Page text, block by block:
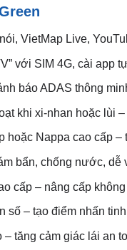
VietMap Live,
với SIM 4G, cài app
báo ADAS thông
khi xi-nhan hoặc lùi
hoặc Nappa cao cấp –
bẩn, chống nước, dễ
cấp – nâng cấp
số – tạo điểm nhấn tinh
tăng cảm giác lái an